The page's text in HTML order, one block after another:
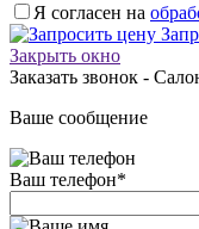
Я согласен на
Закрыть окно
Заказать звонок -
Ваше сообщение
Ваш телефон*